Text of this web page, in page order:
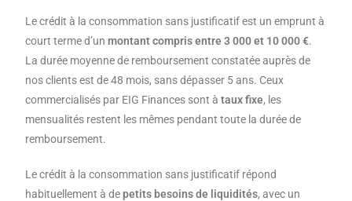
Le crédit à la consommation sans justificatif est un emprunt à
court terme d’un montant compris entre 3 000 et 10 000 €.
La durée moyenne de remboursement constatée auprès de
nos clients est de 48 mois, sans dépasser 5 ans. Ceux
commercialisés par EIG Finances sont àtaux fixe, les
mensualités restent les mêmes pendant toute la durée de
remboursement.
Le crédit à la consommation sans justificatif répond
habituellement à depetits besoins de liquidités, avec un